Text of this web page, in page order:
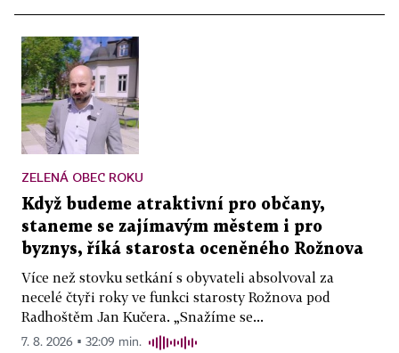
ZELENÁ OBEC ROKU
Když budeme atraktivní pro občany,
staneme se zajímavým městem i pro
byznys, říká starosta oceněného Rožnova
Více než stovku setkání s obyvateli absolvoval za
necelé čtyři roky ve funkci starosty Rožnova pod
Radhoštěm Jan Kučera. „Snažíme se...
7. 8. 2026 ▪ 32:09 min.